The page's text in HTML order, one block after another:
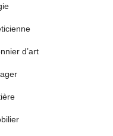
d’art